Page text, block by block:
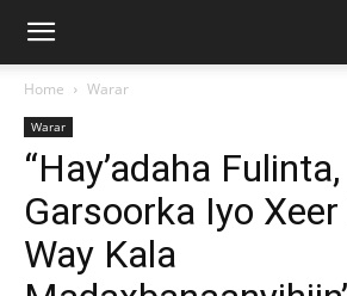
Home Warar
Warar
“Hay’adaha Fulinta,
Garsoorka Iyo
Way Kala